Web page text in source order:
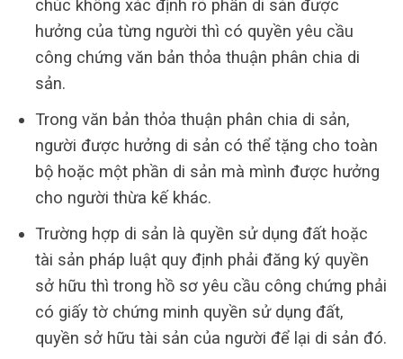
chúc không xác định rõ phần di sản được
hưởng của từng người thì có quyền yêu cầu
công chứng văn bản thỏa thuận phân chia di
sản.
Trong văn bản thỏa thuận phân chia di sản,
người được hưởng di sản có thể tặng cho toàn
bộ hoặc một phần di sản mà mình được hưởng
cho người thừa kế khác.
Trường hợp di sản là quyền sử dụng đất hoặc
tài sản pháp luật quy định phải đăng ký quyền
sở hữu thì trong hồ sơ yêu cầu công chứng phải
có giấy tờ chứng minh quyền sử dụng đất,
quyền sở hữu tài sản của người để lại di sản đó.